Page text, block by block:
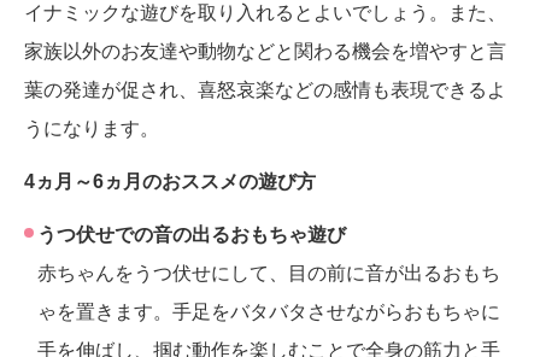
イナミックな遊びを取り入れるとよいでしょう。また、
家族以外のお友達や動物などと関わる機会を増やすと言
葉の発達が促され、喜怒哀楽などの感情も表現できるよ
うになります。
4ヵ月～6ヵ月のおススメの遊び方
うつ伏せでの音の出るおもちゃ遊び
赤ちゃんをうつ伏せにして、目の前に音が出るおもち
ゃを置きます。手足をバタバタさせながらおもちゃに
手を伸ばし、掴む動作を楽しむことで全身の筋力と手